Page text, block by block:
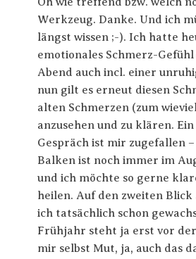
Werkzeug. Danke. Und ich
längst wissen ;-). Ich hatte
emotionales Schmerz-
Abend auch incl. einer
nun gilt es erneut diesen
alten Schmerzen (zum
anzusehen und zu klären.
Gespräch ist mir zugefallen
Balken ist noch immer im
und ich möchte so gerne
heilen. Auf den zweiten Blick
ich tatsächlich schon
Frühjahr steht ja erst vor
mir selbst Mut, ja, auch das